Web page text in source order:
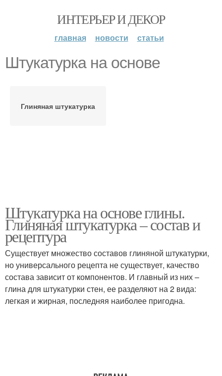
ИНТЕРЬЕР И ДЕКОР
главная новости статьи
Штукатурка на основе
Глиняная штукатурка
Штукатурка на основе глины.
Глиняная штукатурка – состав и
рецептура
Существует множество составов глиняной штукатурки,
но универсального рецепта не существует, качество
состава зависит от компонентов. И главный из них –
глина для штукатурки стен, ее разделяют на 2 вида:
легкая и жирная, последняя наиболее пригодна.